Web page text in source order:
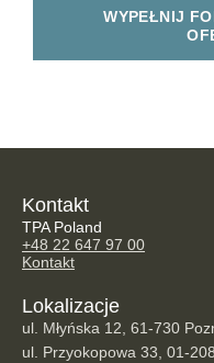
WYPEŁNIJ
Kontakt
TPA Poland
+48 22 647 97 00
Kontakt
Lokalizacje
ul. Młyńska 12, 61-730
ul. Przyokopowa 33, 01-